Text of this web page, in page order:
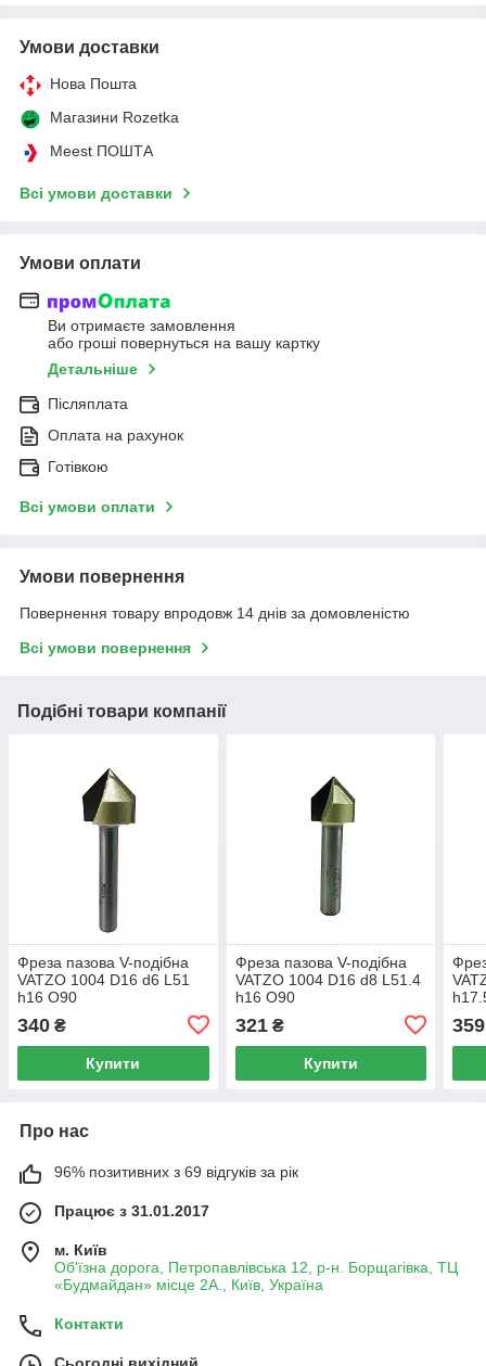
Умови доставки
Нова Пошта
Магазини Rozetka
Meest ПОШТА
Всі умови доставки
Умови оплати
Ви отримаєте замовлення
або гроші повернуться на вашу картку
Детальніше
Післяплата
Оплата на рахунок
Готівкою
Всі умови оплати
Умови повернення
Повернення товару впродовж 14 днів за домовленістю
Всі умови повернення
Подібні товари компанії
Фреза пазова V-подібна
VATZO 1004 D16 d6 L51
h16 O90
340 ₴
Купити
Фреза пазова V-подібна
VATZO 1004 D16 d8 L51.4
h16 O90
321₴
Купити
359
Про нас
96% позитивних з 69 відгуків за рік
Працює з 31.01.2017
м. Київ
Об'їзна дорога, Петропавлівська 12, р-н. Борщагівка, ТЦ
«Будмайдан» місце 2А., Київ, Україна
Контакти